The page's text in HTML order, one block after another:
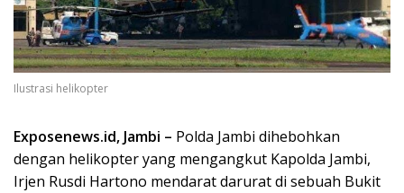
Ilustrasi helikopter
Exposenews.id, Jambi – Polda Jambi dihebohkan
dengan helikopter yang mengangkut Kapolda Jambi,
Irjen Rusdi Hartono mendarat darurat di sebuah Bukit